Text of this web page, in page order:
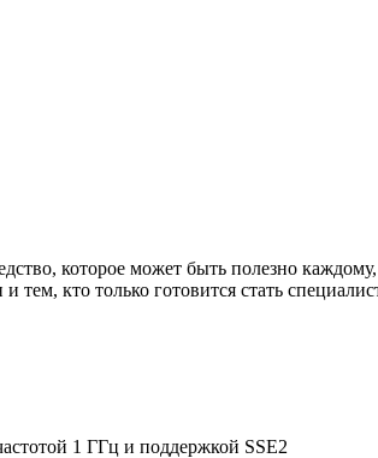
которое может быть полезно
тем, кто только готовится стать
1 ГГц и поддержкой SSE2